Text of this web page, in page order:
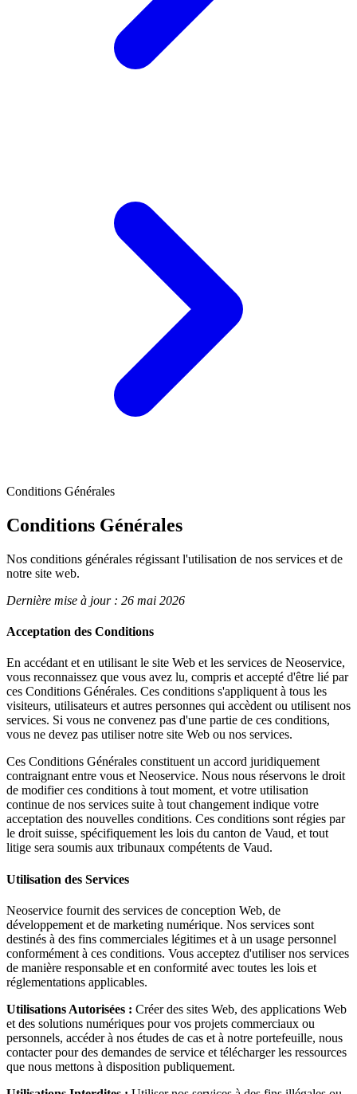
Conditions Générales
Conditions Générales
Nos conditions générales régissant l'utilisation de nos services et de
notre site web.
Dernière mise à jour : 26 mai 2026
Acceptation des Conditions
En accédant et en utilisant le site Web et les services de Neoservice,
vous reconnaissez que vous avez lu, compris et accepté d'être lié par
ces Conditions Générales. Ces conditions s'appliquent à tous les
visiteurs, utilisateurs et autres personnes qui accèdent ou utilisent nos
services. Si vous ne convenez pas d'une partie de ces conditions,
vous ne devez pas utiliser notre site Web ou nos services.
Ces Conditions Générales constituent un accord juridiquement
contraignant entre vous et Neoservice. Nous nous réservons le droit
de modifier ces conditions à tout moment, et votre utilisation
continue de nos services suite à tout changement indique votre
acceptation des nouvelles conditions. Ces conditions sont régies par
le droit suisse, spécifiquement les lois du canton de Vaud, et tout
litige sera soumis aux tribunaux compétents de Vaud.
Utilisation des Services
Neoservice fournit des services de conception Web, de
développement et de marketing numérique. Nos services sont
destinés à des fins commerciales légitimes et à un usage personnel
conformément à ces conditions. Vous acceptez d'utiliser nos services
de manière responsable et en conformité avec toutes les lois et
réglementations applicables.
Utilisations Autorisées : Créer des sites Web, des applications Web
et des solutions numériques pour vos projets commerciaux ou
personnels, accéder à nos études de cas et à notre portefeuille, nous
contacter pour des demandes de service et télécharger les ressources
que nous mettons à disposition publiquement.